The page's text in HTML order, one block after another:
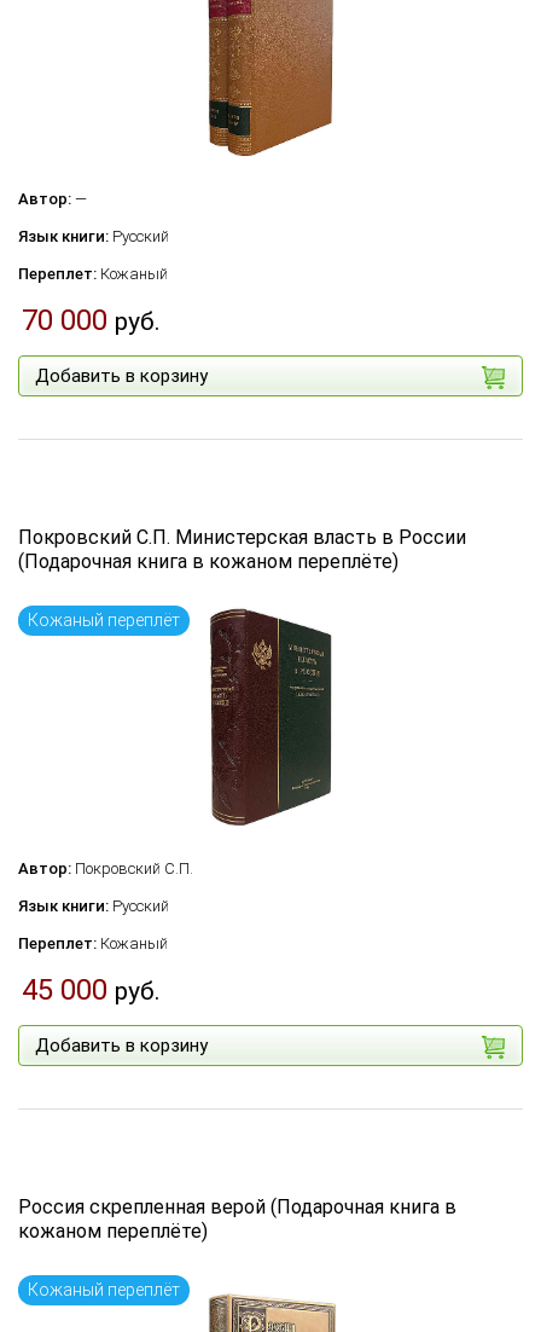
Автор: —
Язык книги: Русский
Переплет: Кожаный
70 000 руб.
Добавить в корзину
Покровский С.П. Министерская власть в России
(Подарочная книга в кожаном переплёте)
Кожаный переплёт
Автор: Покровский С.П.
Язык книги: Русский
Переплет: Кожаный
45 000 руб.
Добавить в корзину
Россия скрепленная верой (Подарочная книга в
кожаном переплёте)
Кожаный переплёт